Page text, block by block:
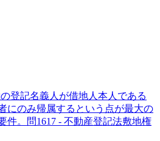
登記名義人が借地人本人である
にのみ帰属するという点が最大の
件。 問1617 - 不動産登記法敷地権